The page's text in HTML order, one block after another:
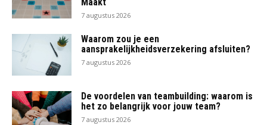
7 augustus 2026
Waarom zou je een
aansprakelijkheidsverzekering afsluiten?
7 augustus 2026
De voordelen van teambuilding: waarom is
het zo belangrijk voor jouw team?
7 augustus 2026